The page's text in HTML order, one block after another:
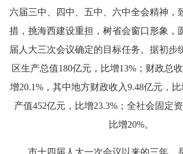
六届三中、四中、五中、六中全会精神，
措，挑海西建设重担，树省会窗口形象，
届人大三次会议确定的目标任务。据初步
区生产总值180亿元，比增13%；财政总
增20.1% ，其中地方财政收入9.48亿元，比
产值452亿元，比增23.3%；全社会固定
比增20%。
市十四届人大一次会议以来的三年，